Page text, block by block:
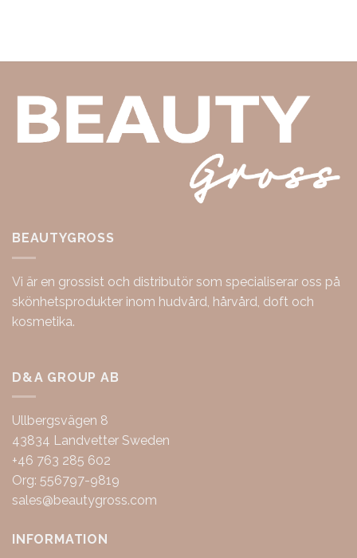
BEAUTYGROSS
Vi är en grossist och distributör som specialiserar oss på
skönhetsprodukter inom hudvård, hårvård, doft och
kosmetika.
D&A GROUP AB
Ullbergsvägen 8
43834 Landvetter Sweden
+46 763 285 602
Org: 556797-9819
sales@beautygross.com
INFORMATION